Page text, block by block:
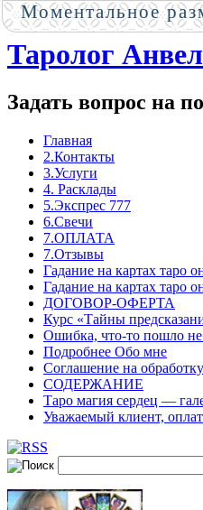
Таролог
Задать вопрос на
Главная
2.Контакты
3.Услуги
4. Расклады
5.Экспрес 777
6.Свечи
7.ОПЛАТА
7.Отзывы
Гадание на картах таро
Гадание на картах таро
ДОГОВОР-ОФЕРТА
Курс «Тайны
Ошибка, что-то пошло
Подробнее Обо мне
Соглашение на
СОДЕРЖАНИЕ
Таро магия сердец —
Уважаемый клиент,
Моментальное